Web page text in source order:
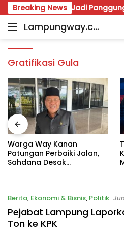
Skip
to
content
Breaking News
Mesuji Jadi Panggung
Lampungway.co
Portal
Lampung
Terpercaya
dan
Terupdate
Gratifikasi Gula
Warga Way Kanan
Patungan Perbaiki Jalan,
Sahdana Desak
Berita, Ekonomi & Bisnis, Politik
Pejabat Lampung
Ton ke KPK